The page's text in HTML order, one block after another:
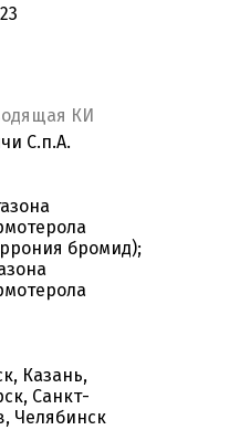
КИ
С.п.А.
бромид);
Казань,
Санкт-
Челябинск